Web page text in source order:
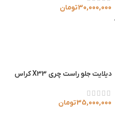
30,000,000تومان
دیلایت جلو راست چری X33 کراس
35,000,000تومان